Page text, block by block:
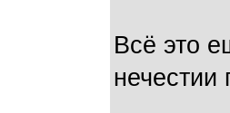
Всё это
нечестии